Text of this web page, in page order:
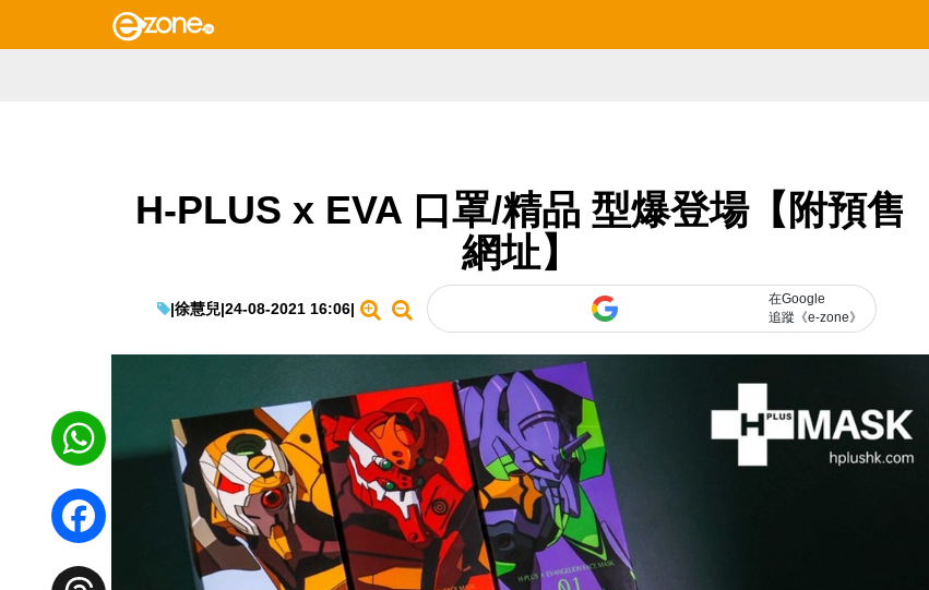
H-PLUS x EVA 口罩/精品 型爆登場【附預售
網址】
|徐慧兒|24-08-2021 16:06|
在Google
追蹤《e-zone》
WhatsApp
Facebook